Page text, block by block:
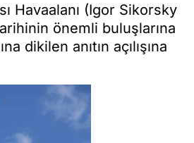
Havaalanı (Igor Sikorsky
önemli buluşlarına
dikilen anıtın açılışına